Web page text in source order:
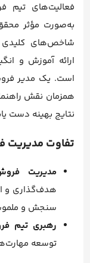
فعالیت‌های تیم
به‌صورت مؤثر
ارائه آموزش و
است. یک مدیر
همزمان نقش
نتایج بهینه دست
تفاوت
مدیریت
هدف‌گذاری و
سنجش و
رهبری تیم
توسعه